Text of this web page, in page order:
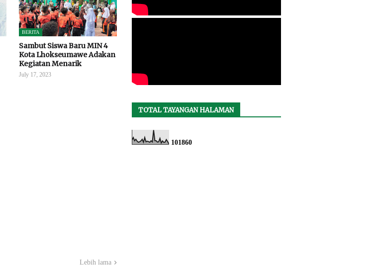
BERITA
Sambut Siswa Baru MIN 4
Kota Lhokseumawe Adakan
Kegiatan Menarik
July 17, 2023
Lebih lama
TOTAL TAYANGAN HALAMAN
101860